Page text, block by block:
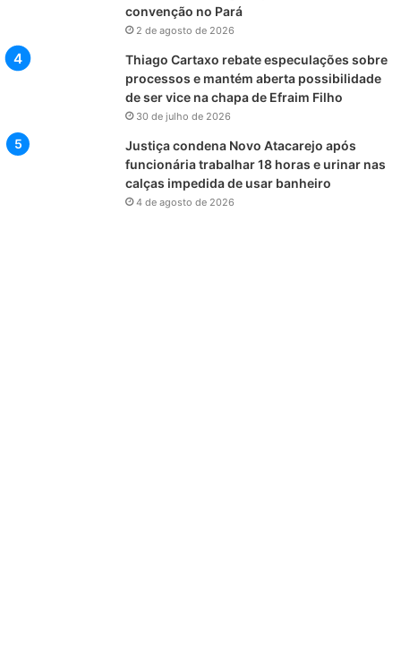
convenção no Pará
2 de agosto de 2026
Thiago Cartaxo rebate especulações sobre
processos e mantém aberta possibilidade
de ser vice na chapa de Efraim Filho
30 de julho de 2026
Justiça condena Novo Atacarejo após
funcionária trabalhar 18 horas e urinar nas
calças impedida de usar banheiro
4 de agosto de 2026